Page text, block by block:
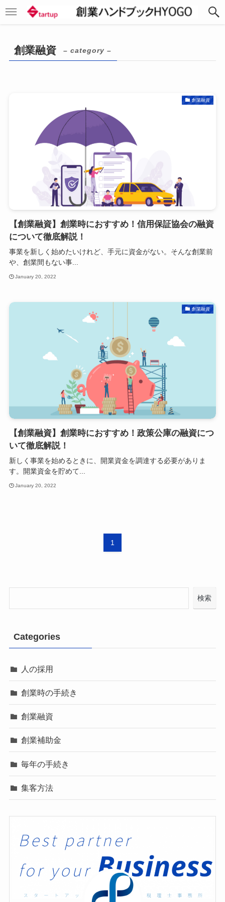
創業融資 – category –
創業融資
【創業融資】創業時におすすめ！信用保証協会の融資
について徹底解説！
事業を新しく始めたいけれど、手元に資金がない。そんな創業前
や、創業間もない事...
January 20, 2022
創業融資
【創業融資】創業時におすすめ！政策公庫の融資につ
いて徹底解説！
新しく事業を始めるときに、開業資金を調達する必要がありま
す。開業資金を貯めて...
January 20, 2022
1
検索
Categories
人の採用
創業時の手続き
創業融資
創業補助金
毎年の手続き
集客方法